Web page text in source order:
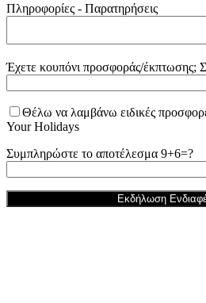
Πληροφορίες - Παρατηρήσεις
Έχετε κουπόνι προσφοράς/έκπτωσης;
Θέλω να λαμβάνω ειδικές
Your Holidays
Συμπληρώστε το αποτέλεσμα 9+6=?